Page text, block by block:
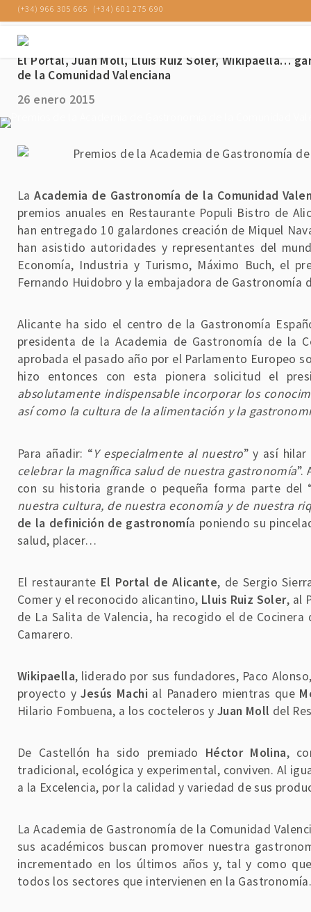
(+34) 966 305 665 (+34) 601 275 690
El Portal, Juan Moll, Lluis Ruiz Soler, Wikipaella…
de la Comunidad Valenciana
26 enero 2015
LaAcademia de Gastronomía de la Comunidad
premios anuales en Restaurante Populi Bistro de
han entregado 10 galardones creación de Miquel
han asistido autoridades y representantes del
Economía, Industria y Turismo, Máximo Buch, el
Fernando Huidobro y la embajadora de Gastronomía
Alicante ha sido el centro de la Gastronomía
presidenta de la Academia de Gastronomía de la
aprobada el pasado año por el Parlamento Europeo
hizo entonces con esta pionera solicitud el
absolutamente indispensable incorporar los
así como la cultura de la alimentación y la
Para añadir: “Y especialmente al nuestro” y así hilar
celebrar la magnífica salud de nuestra gastronomía”.
con su historia grande o pequeña forma parte del
nuestra cultura, de nuestra economía y de nuestra
de la definición de gastronomía poniendo su
salud, placer…
El restaurante El Portal de Alicante, de Sergio
Comer y el reconocido alicantino, Lluis Ruiz Soler, al
de La Salita de Valencia, ha recogido el de
Camarero.
Wikipaella, liderado por sus fundadores, Paco
proyecto yJesús Machi al Panadero mientras que
Hilario Fombuena, a los cocteleros y Juan Moll del
De Castellón ha sido premiado Héctor Molina,
tradicional, ecológica y experimental, conviven. Al
a la Excelencia, por la calidad y variedad de sus
La Academia de Gastronomía de la Comunidad
sus académicos buscan promover nuestra
incrementado en los últimos años y, tal y como
todos los sectores que intervienen en la